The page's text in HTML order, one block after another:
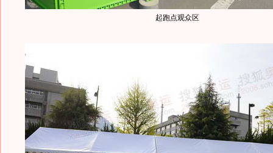
起跑点观众区